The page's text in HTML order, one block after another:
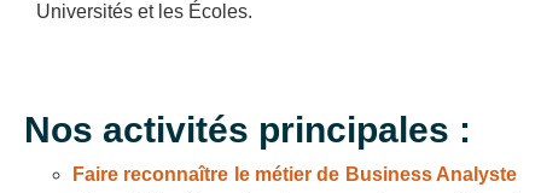
Universités et les Écoles.
Nos activités principales :
Faire reconnaître le métier de Business Analyste